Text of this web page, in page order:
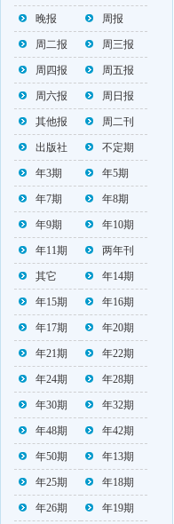
晚报 周报
周二报 周三报
周四报 周五报
周六报 周日报
其他报 周二刊
出版社 不定期
年3期 年5期
年7期 年8期
年9期 年10期
年11期 两年刊
其它 年14期
年15期 年16期
年17期 年20期
年21期 年22期
年24期 年28期
年30期 年32期
年48期 年42期
年50期 年13期
年25期 年18期
年26期 年19期